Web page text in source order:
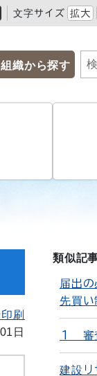
文字サイズ 拡大
組織から探す
刷
日
類似記
届出
先買い
１ 審
建設リ